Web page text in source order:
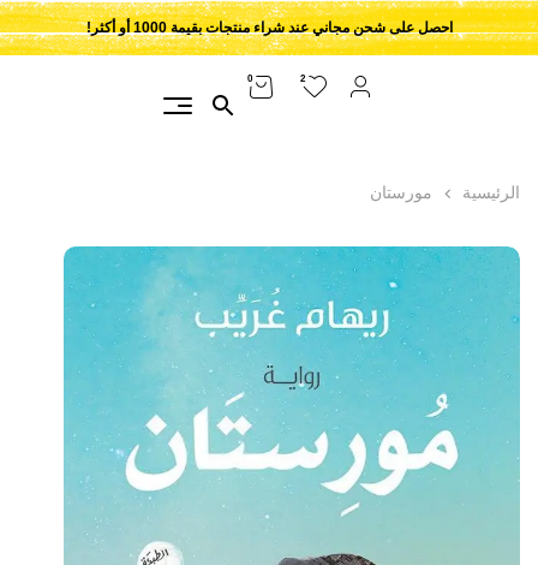
احصل على شحن مجاني عند شراء منتجات بقيمة 1000 أو أكثر!
2
0
الرئيسية مورستان